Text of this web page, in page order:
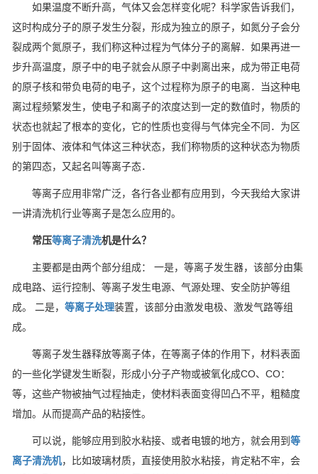
如果温度不断升高，气体又会怎样变化呢？科学家告诉我们，
这时构成分子的原子发生分裂，形成为独立的原子，如氮分子会分
裂成两个氮原子，我们称这种过程为气体分子的离解．如果再进一
步升高温度，原子中的电子就会从原子中剥离出来，成为带正电荷
的原子核和带负电荷的电子，这个过程称为原子的电离．当这种电
离过程频繁发生，使电子和离子的浓度达到一定的数值时，物质的
状态也就起了根本的变化，它的性质也变得与气体完全不同．为区
别于固体、液体和气体这三种状态，我们称物质的这种状态为物质
的第四态，又起名叫等离子态．
等离子应用非常广泛，各行各业都有应用到，今天我给大家讲
一讲清洗机行业等离子是怎么应用的。
常压等离子清洗机是什么？
主要都是由两个部分组成： 一是，等离子发生器，该部分由集
成电路、运行控制、等离子发生电源、气源处理、安全防护等组
成。 二是， 等离子处理装置，该部分由激发电极、激发气路等组
成。
等离子发生器释放等离子体，在等离子体的作用下，材料表面
的一些化学键发生断裂，形成小分子产物或被氧化成CO、CO：
等，这些产物被抽气过程抽走，使材料表面变得凹凸不平，粗糙度
增加。从而提高产品的粘接性。
可以说，能够应用到胶水粘接、或者电镀的地方，就会用到 等
离子清洗机，比如玻璃材质，直接使用胶水粘接，肯定粘不牢，会